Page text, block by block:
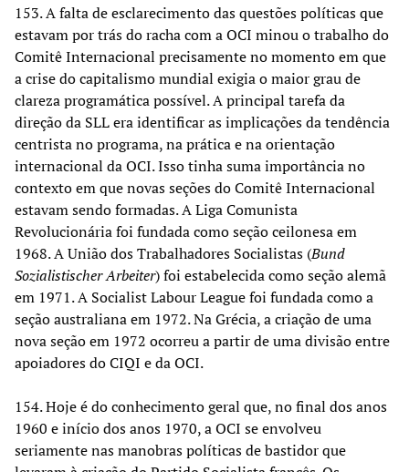
153. A falta de esclarecimento das questões políticas que
estavam por trás do racha com a OCI minou o trabalho do
Comitê Internacional precisamente no momento em que
a crise do capitalismo mundial exigia o maior grau de
clareza programática possível. A principal tarefa da
direção da SLL era identificar as implicações da tendência
centrista no programa, na prática e na orientação
internacional da OCI. Isso tinha suma importância no
contexto em que novas seções do Comitê Internacional
estavam sendo formadas. A Liga Comunista
Revolucionária foi fundada como seção ceilonesa em
1968. A União dos Trabalhadores Socialistas (Bund
Sozialistischer Arbeiter) foi estabelecida como seção alemã
em 1971. A Socialist Labour League foi fundada como a
seção australiana em 1972. Na Grécia, a criação de uma
nova seção em 1972 ocorreu a partir de uma divisão entre
apoiadores do CIQI e da OCI.
154. Hoje é do conhecimento geral que, no final dos anos
1960 e início dos anos 1970, a OCI se envolveu
seriamente nas manobras políticas de bastidor que